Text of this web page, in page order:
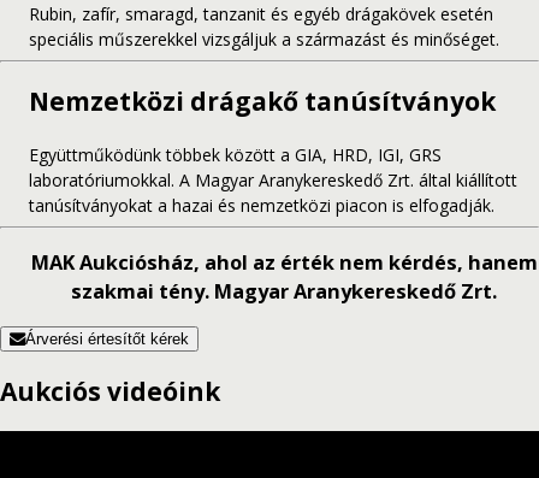
Rubin, zafír, smaragd, tanzanit és egyéb drágakövek esetén
speciális műszerekkel vizsgáljuk a származást és minőséget.
Nemzetközi drágakő tanúsítványok
Együttműködünk többek között a GIA, HRD, IGI, GRS
laboratóriumokkal. A Magyar Aranykereskedő Zrt. által kiállított
tanúsítványokat a hazai és nemzetközi piacon is elfogadják.
MAK Aukciósház, ahol az érték nem kérdés, hanem
szakmai tény. Magyar Aranykereskedő Zrt.
Árverési értesítőt kérek
Aukciós videóink